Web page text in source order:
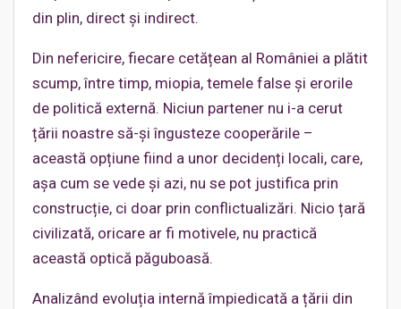
din plin, direct și indirect.
Din nefericire, fiecare cetățean al României a plătit
scump, între timp, miopia, temele false și erorile
de politică externă. Niciun partener nu i-a cerut
țării noastre să-și îngusteze cooperările –
această opțiune fiind a unor decidenți locali, care,
așa cum se vede și azi, nu se pot justifica prin
construcție, ci doar prin conflictualizări. Nicio țară
civilizată, oricare ar fi motivele, nu practică
această optică păguboasă.
Analizând evoluția internă împiedicată a țării din